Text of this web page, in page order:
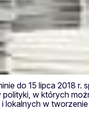
do 15 lipca 2018
w których
w